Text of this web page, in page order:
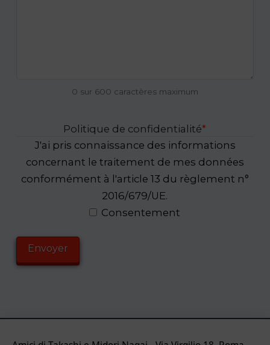
0 sur 600 caractères maximum
Politique de confidentialité*
J'ai pris connaissance des informations
concernant le traitement de mes données
conformément à l'article 13 du règlement n°
2016/679/UE.
Consentement